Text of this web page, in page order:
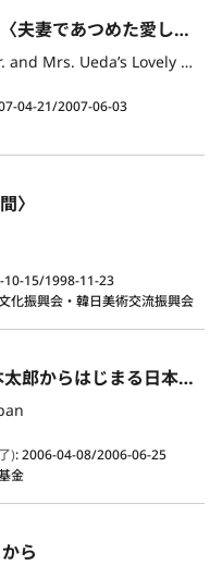
「賛美小舎」上田コレクション〈夫妻であつめた愛しの現代美術〉
Sambi Shosha Ueda Collection Mr. and Mrs. Ueda’s Lovely Contemporary Art
04-21/2007-06-03
〉
10-15/1998-11-23
化振興会・韓日美術交流振興会
CHIKAKU/四次元との対話 岡本太郎からはじまる日本の現代美術
):2006-04-08/2006-06-25
金
ら